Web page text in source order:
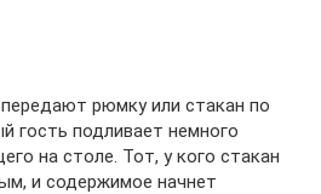
рюмку или стакан по
гость подливает немного
на столе. Тот, у кого стакан
и содержимое начнет